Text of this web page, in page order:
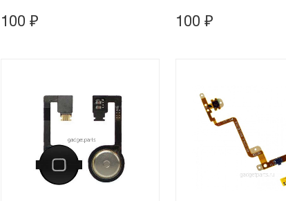
100 ₽ 100 ₽